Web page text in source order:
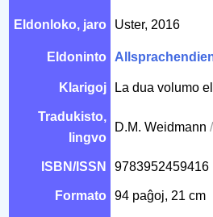
Eldonloko, jaro Uster, 2016
Eldoninto
Klarigoj La dua volumo
Tradukisto,
lingvo
D.M. Weidmann
ISBN/ISSN 9783952459416
Formato 94 paĝoj, 21 cm